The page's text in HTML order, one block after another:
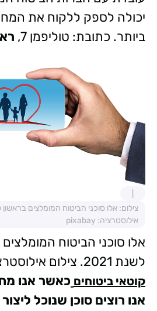
יכולה לספק ללקוח את
ביותר. כתובת: טוליפמן 7,
אילוסטרציה: pixabay
אלו סוכני הביטוח המומלצים
לשנת 2021. צילום אילוסטרציה: pixabay
קוטאי ביטוחים כאשר אנו
אנו רוצים סוכן שנוכל